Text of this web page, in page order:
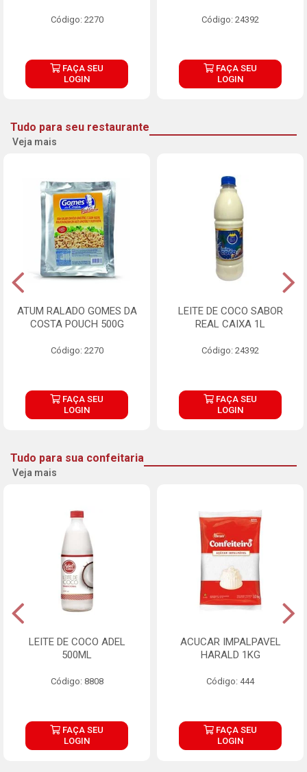
Código: 2270
FAÇA SEU
LOGIN
Código: 24392
FAÇA SEU
LOGIN
Tudo para seu restaurante
Veja mais
ATUM RALADO GOMES DA
COSTA POUCH 500G
Código: 2270
FAÇA SEU
LOGIN
LEITE DE COCO SABOR
REAL CAIXA 1L
Código: 24392
FAÇA SEU
LOGIN
Tudo para sua confeitaria
Veja mais
LEITE DE COCO ADEL
500ML
Código: 8808
FAÇA SEU
LOGIN
ACUCAR IMPALPAVEL
HARALD 1KG
Código: 444
FAÇA SEU
LOGIN